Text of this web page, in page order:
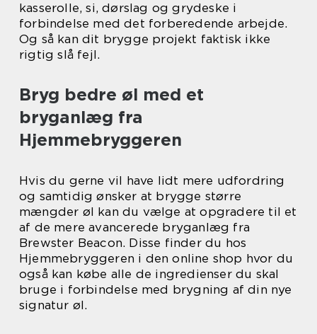
kasserolle, si, dørslag og grydeske i
forbindelse med det forberedende arbejde.
Og så kan dit brygge projekt faktisk ikke
rigtig slå fejl.
Bryg bedre øl med et
bryganlæg fra
Hjemmebryggeren
Hvis du gerne vil have lidt mere udfordring
og samtidig ønsker at brygge større
mængder øl kan du vælge at opgradere til et
af de mere avancerede bryganlæg fra
Brewster Beacon. Disse finder du hos
Hjemmebryggeren i den online shop hvor du
også kan købe alle de ingredienser du skal
bruge i forbindelse med brygning af din nye
signatur øl.